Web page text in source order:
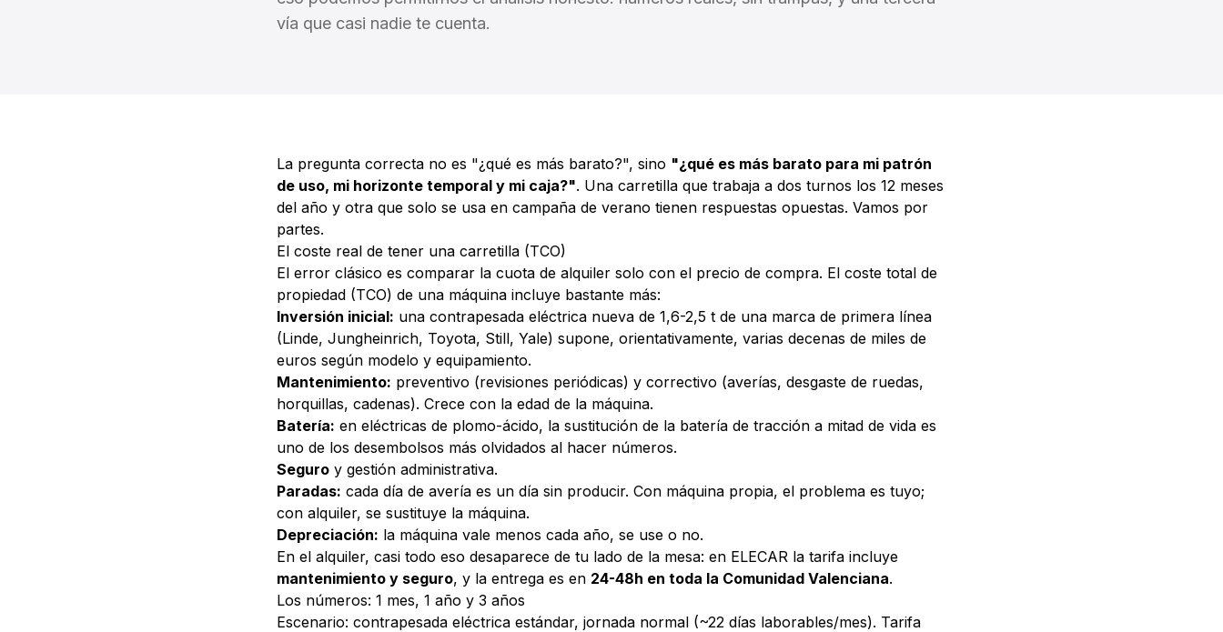
vía que casi nadie te cuenta.
La pregunta correcta no es "¿qué es más barato?", sino "¿qué es más barato para mi patrón
de uso, mi horizonte temporal y mi caja?". Una carretilla que trabaja a dos turnos los 12 meses
del año y otra que solo se usa en campaña de verano tienen respuestas opuestas. Vamos por
partes.
El coste real de tener una carretilla (TCO)
El error clásico es comparar la cuota de alquiler solo con el precio de compra. El coste total de
propiedad (TCO) de una máquina incluye bastante más:
Inversión inicial: una contrapesada eléctrica nueva de 1,6-2,5 t de una marca de primera línea
(Linde, Jungheinrich, Toyota, Still, Yale) supone, orientativamente, varias decenas de miles de
euros según modelo y equipamiento.
Mantenimiento: preventivo (revisiones periódicas) y correctivo (averías, desgaste de ruedas,
horquillas, cadenas). Crece con la edad de la máquina.
Batería: en eléctricas de plomo-ácido, la sustitución de la batería de tracción a mitad de vida es
uno de los desembolsos más olvidados al hacer números.
Seguro y gestión administrativa.
Paradas: cada día de avería es un día sin producir. Con máquina propia, el problema es tuyo;
con alquiler, se sustituye la máquina.
Depreciación: la máquina vale menos cada año, se use o no.
En el alquiler, casi todo eso desaparece de tu lado de la mesa: en ELECAR la tarifa incluye
mantenimiento y seguro, y la entrega es en 24-48h en toda la Comunidad Valenciana.
Los números: 1 mes, 1 año y 3 años
Escenario: contrapesada eléctrica estándar, jornada normal (~22 días laborables/mes). Tarifa